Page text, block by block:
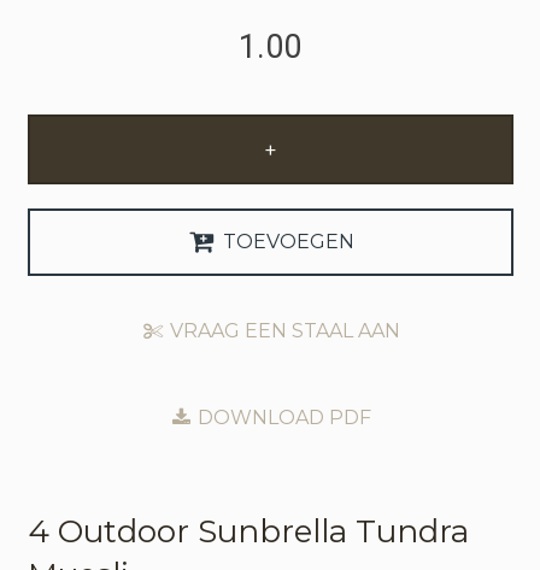
+
TOEVOEGEN
VRAAG EEN STAAL AAN
DOWNLOAD PDF
4 Outdoor Sunbrella Tundra
Zakelijke Account Aanvragen